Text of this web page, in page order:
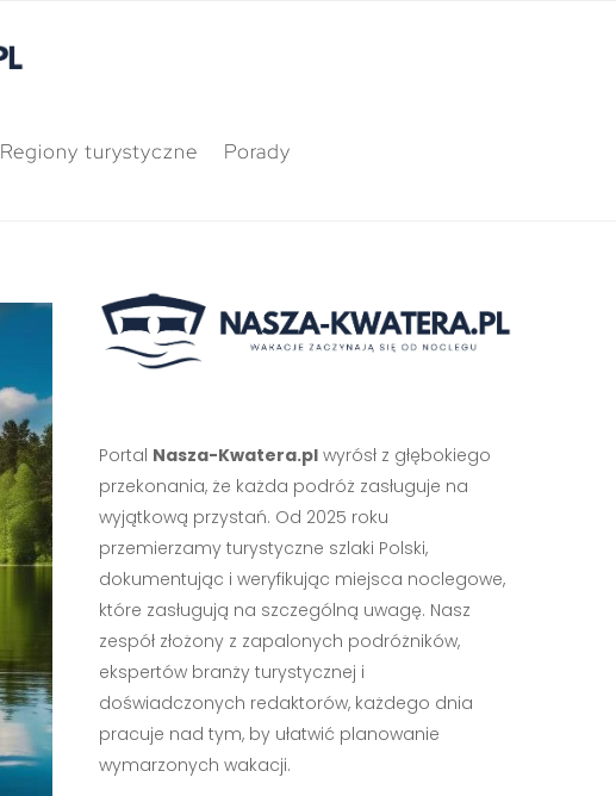
Regiony turystyczne Porady
Portal Nasza-Kwatera.plwyrósł z głębokiego
przekonania, że każda podróż zasługuje na
wyjątkową przystań. Od 2025 roku
przemierzamy turystyczne szlaki Polski,
dokumentując i weryfikując miejsca noclegowe,
które zasługują na szczególną uwagę. Nasz
zespół złożony z zapalonych podróżników,
ekspertów branży turystycznej i
doświadczonych redaktorów, każdego dnia
pracuje nad tym, by ułatwić planowanie
wymarzonych wakacji.